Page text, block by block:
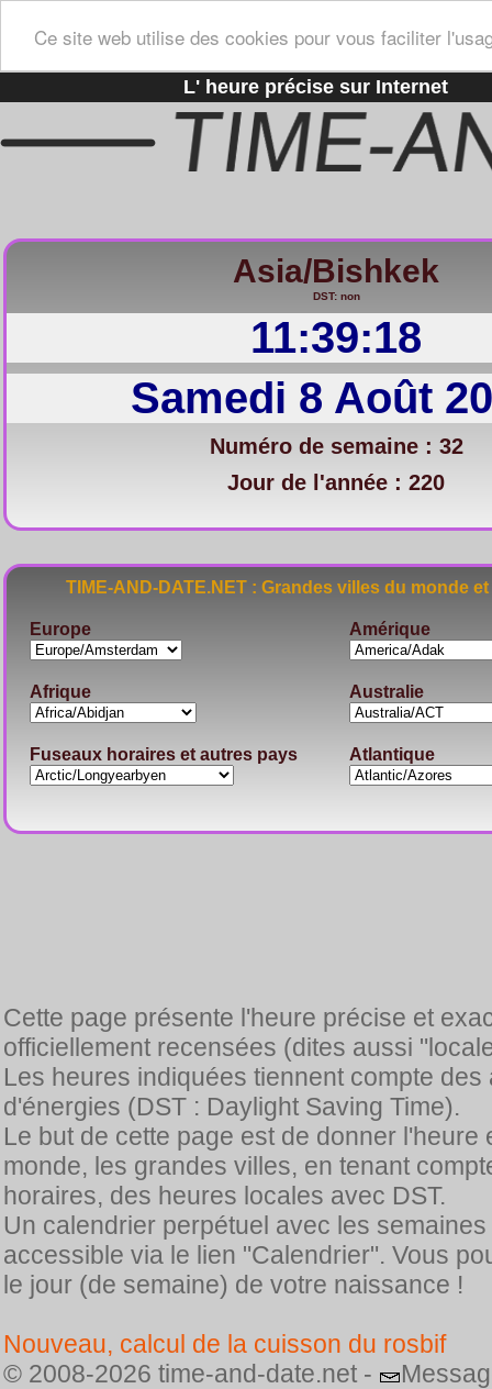
Ce site web utilise des cookies pour vous faciliter
L' heure précise sur Internet
Asia/Bishkek
DST: non
11:39:19
Samedi 8 Août
Numéro de semaine : 32
Jour de l'année : 220
TIME-AND-DATE.NET : Grandes villes du
Europe Amérique
Afrique Australie
Fuseaux horaires et autres pays Atlantique
Cette page présente l'heure précise et
officiellement recensées (dites aussi
Les heures indiquées tiennent compte
d'énergies (DST : Daylight Saving Time).
Le but de cette page est de donner
monde, les grandes villes, en tenant
horaires, des heures locales avec DST.
Un calendrier perpétuel avec les
accessible via le lien "Calendrier". Vous
le jour (de semaine) de votre naissance !
Nouveau, calcul de la cuisson du rosbif
© 2008-2026 time-and-date.net -